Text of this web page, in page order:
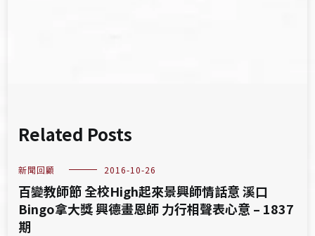
Related Posts
新聞回顧 2016-10-26
百變教師節 全校High起來景興師情話意 溪口
Bingo拿大獎 興德畫恩師 力行相聲表心意 – 1837
期